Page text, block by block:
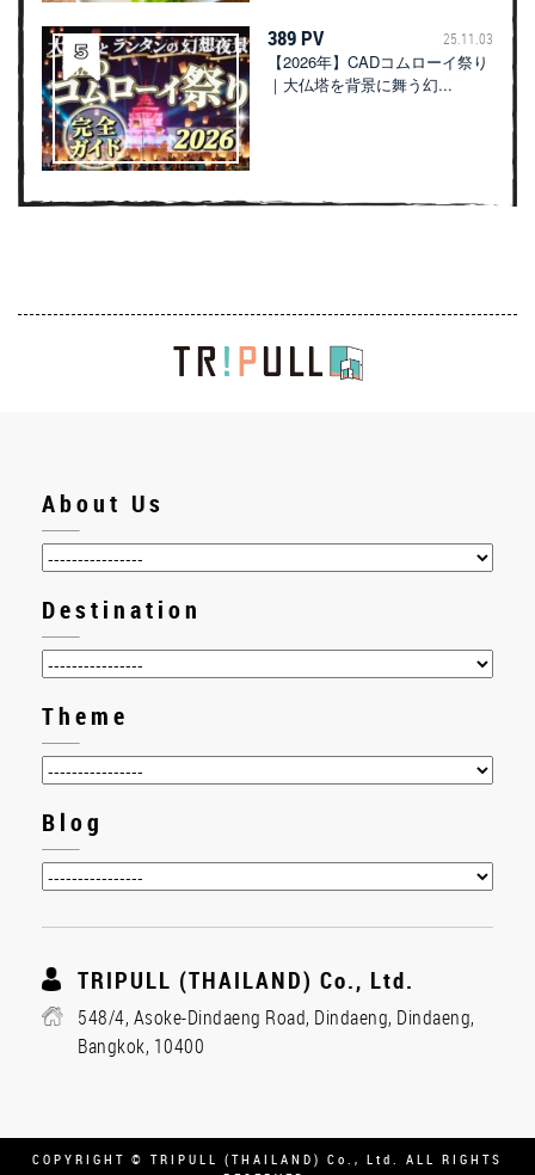
389 PV 25.11.03
【2026年】CADコムローイ祭り
｜大仏塔を背景に舞う幻...
About Us
Destination
Theme
Blog
TRIPULL (THAILAND) Co., Ltd.
548/4, Asoke-Dindaeng Road, Dindaeng, Dindaeng,
Bangkok, 10400
COPYRIGHT © TRIPULL (THAILAND) Co., Ltd. ALL RIGHTS